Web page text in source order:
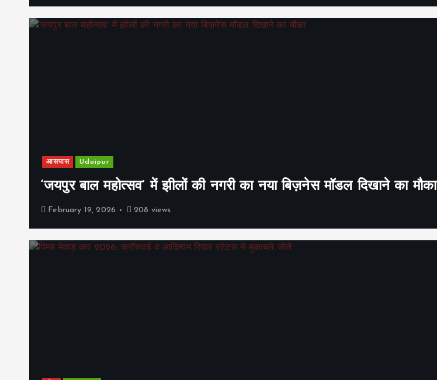
आसपास Udaipur
‘जयपुर बाल महोत्सव’ में झीलों की नगरी का नया बिज़नेस मॉडल दिखाने का मौका
February 19, 2026 208 views